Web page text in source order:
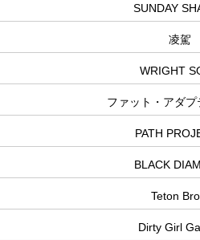
SUNDAY
凌駕
WRIGHT
ファット・アダプ
PATH
BLACK
Teton
Dirty Girl